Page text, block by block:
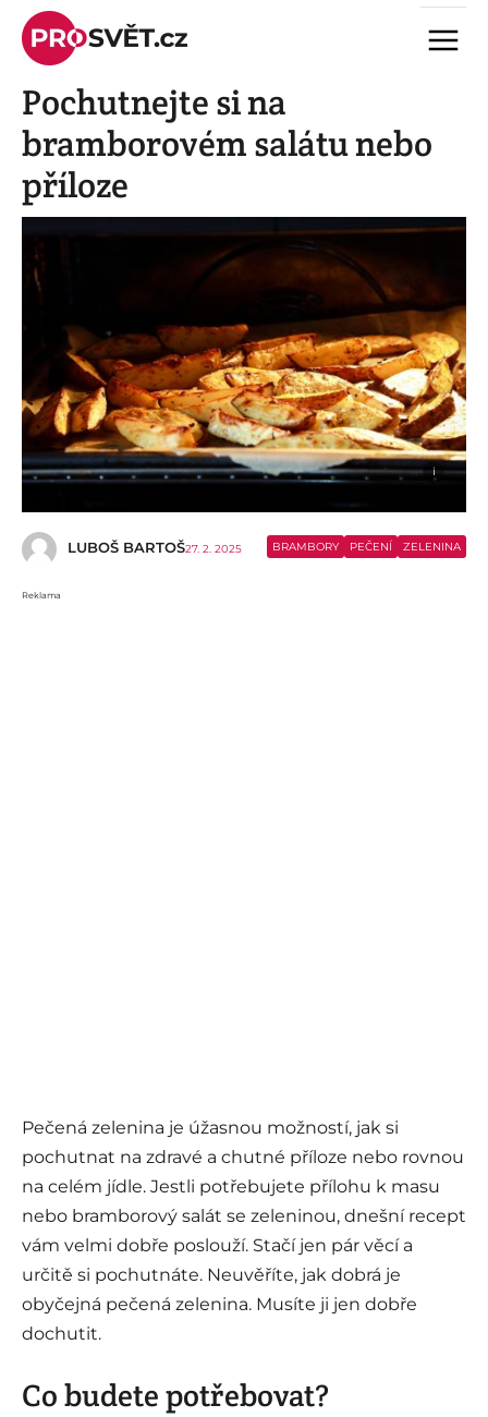
Skip
content
Menu
Pochutnejte si na
bramborovém salátu nebo
příloze
i
LUBOŠ BARTOŠ27. 2. 2025 BRAMBORY PEČENÍ ZELENINA
Reklama
Pečená zelenina je úžasnou možností, jak si
pochutnat na zdravé a chutné příloze nebo rovnou
na celém jídle. Jestli potřebujete přílohu k masu
nebo bramborový salát se zeleninou, dnešní recept
vám velmi dobře poslouží. Stačí jen pár věcí a
určitě si pochutnáte. Neuvěříte, jak dobrá je
obyčejná pečená zelenina. Musíte ji jen dobře
dochutit.
Co budete potřebovat?